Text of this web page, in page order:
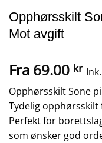
Opphørsskilt
Mot avgift
Fra 69.00 kr
Opphørsskilt Sone
Tydelig
Perfekt for
som ønsker god